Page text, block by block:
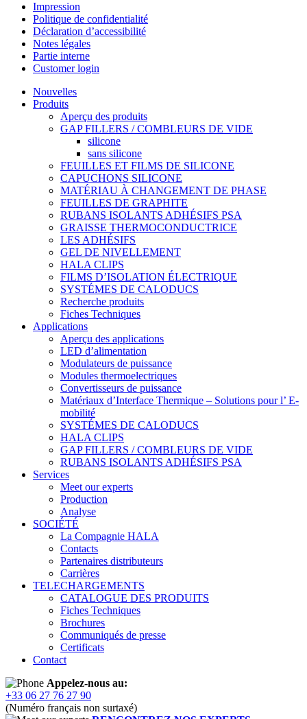
Impression
Politique de confidentialité
Déclaration d’accessibilité
Notes légales
Partie interne
Customer login
Nouvelles
Produits
Aperçu des produits
GAP FILLERS / COMBLEURS DE VIDE
silicone
sans silicone
FEUILLES ET FILMS DE SILICONE
CAPUCHONS SILICONE
MATÉRIAU À CHANGEMENT DE PHASE
FEUILLES DE GRAPHITE
RUBANS ISOLANTS ADHÉSIFS PSA
GRAISSE THERMOCONDUCTRICE
LES ADHÉSIFS
GEL DE NIVELLEMENT
HALA CLIPS
FILMS D’ISOLATION ÉLECTRIQUE
SYSTÉMES DE CALODUCS
Recherche produits
Fiches Techniques
Applications
Aperçu des applications
LED d’alimentation
Modulateurs de puissance
Modules thermoelectriques
Convertisseurs de puissance
Matériaux d’Interface Thermique – Solutions pour l’ E-
mobilité
SYSTÉMES DE CALODUCS
HALA CLIPS
GAP FILLERS / COMBLEURS DE VIDE
RUBANS ISOLANTS ADHÉSIFS PSA
Services
Meet our experts
Production
Analyse
SOCIÉTÉ
La Compagnie HALA
Contacts
Partenaires distributeurs
Carrières
TELECHARGEMENTS
CATALOGUE DES PRODUITS
Fiches Techniques
Brochures
Communiqués de presse
Certificats
Contact
Appelez-nous au:
+33 06 27 76 27 90
(Numéro français non surtaxé)